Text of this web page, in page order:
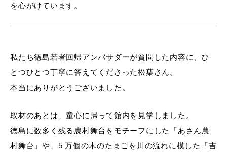
を心がけています。
私たち徳島若者回帰アンバサダーが質問した内容に、ひ
とつひとつ丁寧に答えてくださった松葉さん。
本当にありがとうございました。
取材のあとは、童心に帰って館内を見学しました。
徳島に数多く残る農村舞台をモチーフにした「あさん農
村舞台」や、5 万個の木のたまごを川の流れに模した「吉